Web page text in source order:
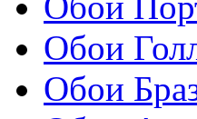
Обои
Обои